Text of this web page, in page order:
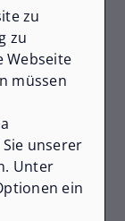
auf der
sich, dich
zu
zu
Webseite
müssen
unserer
Unter
ein